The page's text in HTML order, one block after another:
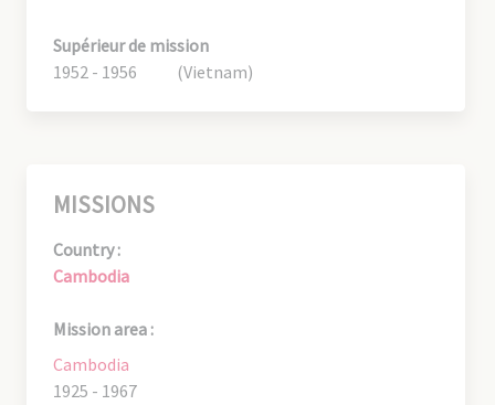
Supérieur de mission
1952 - 1956
(Vietnam)
MISSIONS
Country :
Cambodia
Mission area :
Cambodia
1925 - 1967